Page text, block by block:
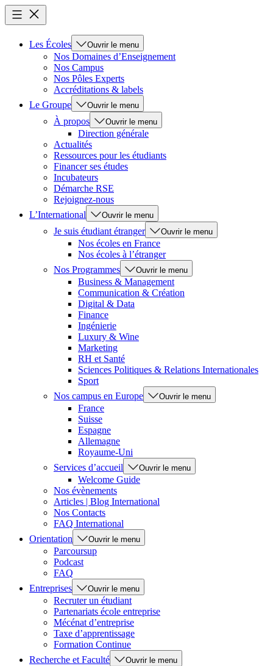
Les Écoles Ouvrir le menu
Nos Domaines d’Enseignement
Nos Campus
Nos Pôles Experts
Accréditations & labels
Le Groupe
Ouvrir le menu
À propos Ouvrir le menu
Direction générale
Actualités
Ressources pour les étudiants
Financer ses études
Incubateurs
Démarche RSE
Rejoignez-nous
L’International
Ouvrir le menu
Je suis étudiant étranger Ouvrir le menu
Nos écoles en France
Nos écoles à l’étranger
Nos Programmes
Ouvrir le menu
Business & Management
Communication & Création
Digital & Data
Finance
Ingénierie
Luxury & Wine
Marketing
RH et Santé
Sciences Politiques & Relations Internationales
Sport
Nos campus en Europe
Ouvrir le menu
France
Suisse
Espagne
Allemagne
Royaume-Uni
Services d’accueil
Ouvrir le menu
Welcome Guide
Nos évènements
Articles | Blog International
Nos Contacts
FAQ International
Orientation
Ouvrir le menu
Parcoursup
Podcast
FAQ
Entreprises
Ouvrir le menu
Recruter un étudiant
Partenariats école entreprise
Mécénat d’entreprise
Taxe d’apprentissage
Formation Continue
Recherche et Faculté
Ouvrir le menu